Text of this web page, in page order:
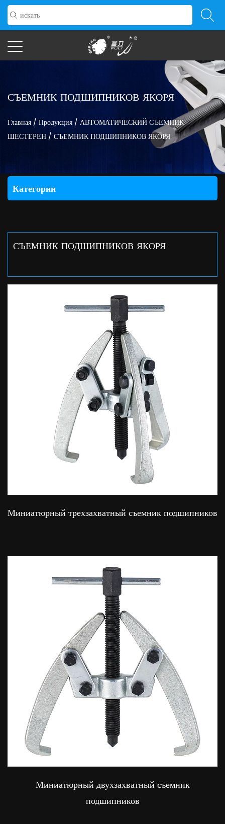
СЪЕМНИК ПОДШИПНИКОВ ЯКОРЯ
Главная / Продукция / АВТОМАТИЧЕСКИЙ СЪЕМНИК
ШЕСТЕРЕН / СЪЕМНИК ПОДШИПНИКОВ ЯКОРЯ
Категории
СЪЕМНИК ПОДШИПНИКОВ ЯКОРЯ
Миниатюрный трехзахватный съемник подшипников
Миниатюрный двухзахватный съемник
подшипников